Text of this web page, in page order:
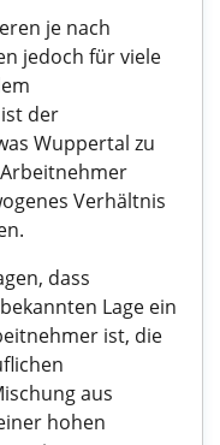
je nach
jedoch für viele
der
Wuppertal zu
Verhältnis
dass
Lage ein
ist, die
aus
hohen